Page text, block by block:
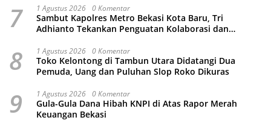
7 1 Agustus 2026 0 Komentar
Sambut Kapolres Metro Bekasi Kota Baru, Tri
Adhianto Tekankan Penguatan Kolaborasi dan
8 1 Agustus 2026 0 Komentar
Toko Kelontong di Tambun Utara Didatangi Dua
Pemuda, Uang dan Puluhan Slop Roko Dikuras
9 1 Agustus 2026 0 Komentar
Gula-Gula Dana Hibah KNPI di Atas Rapor Merah
Keuangan Bekasi